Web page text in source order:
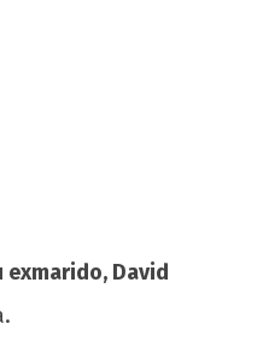
exmarido, David